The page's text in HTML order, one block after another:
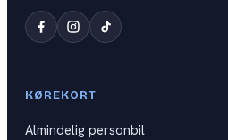
Storvogn
Kontakt
Køreprøvebooking
Drive4you
Teoriprøver
KØREKORT
Almindelig personbil